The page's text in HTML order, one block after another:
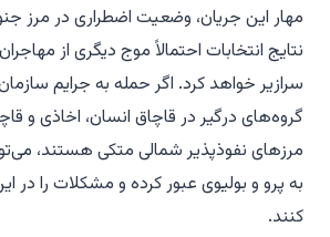
مهار این جریان، وضعیت اضطراری در مرز
نتایج انتخابات احتمالاً موج دیگری از
سرازیر خواهد کرد. اگر حمله به جرایم
گروه‌های درگیر در قاچاق انسان، اخاذی و
مرزهای نفوذپذیر شمالی متکی هستند،
به پرو و بولیوی عبور کرده و مشکلات را در
کنند.